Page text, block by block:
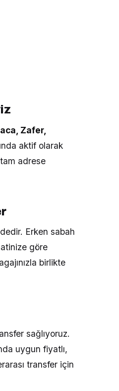
Zafer,
aktif olarak
adrese
Erken sabah
göre
birlikte
sağlıyoruz.
uygun fiyatlı,
transfer için